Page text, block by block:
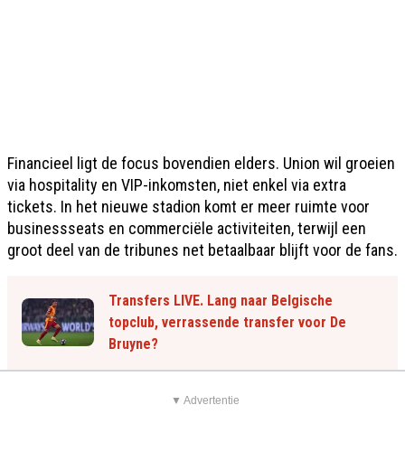
Financieel ligt de focus bovendien elders. Union wil groeien
via hospitality en VIP-inkomsten, niet enkel via extra
tickets. In het nieuwe stadion komt er meer ruimte voor
businessseats en commerciële activiteiten, terwijl een
groot deel van de tribunes net betaalbaar blijft voor de fans.
Transfers LIVE. Lang naar Belgische
topclub, verrassende transfer voor De
Bruyne?
▼ Advertentie